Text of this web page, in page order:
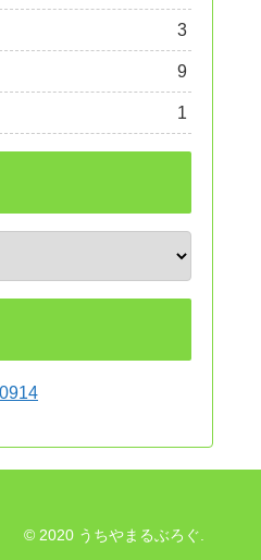
3
9
1
© 2020 うちやまるぶろぐ.